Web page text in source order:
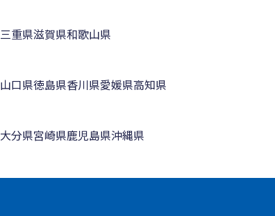
三重県滋賀県和歌山県
山口県徳島県香川県愛媛県高知県
大分県宮崎県鹿児島県沖縄県